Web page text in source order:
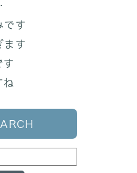
です
ます
す
ね